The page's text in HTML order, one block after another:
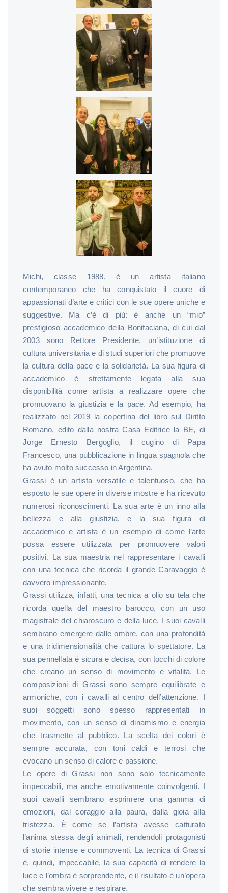
Michi, classe 1988, è un artista italiano
contemporaneo che ha conquistato il cuore di
appassionati d’arte e critici con le sue opere uniche e
suggestive. Ma c’è di più: è anche un “mio”
prestigioso accademico della Bonifaciana, di cui dal
2003 sono Rettore Presidente, un’istituzione di
cultura universitaria e di studi superiori che promuove
la cultura della pace e la solidarietà. La sua figura di
accademico è strettamente legata alla sua
disponibilità come artista a realizzare opere che
promuovano la giustizia e la pace. Ad esempio, ha
realizzato nel 2019 la copertina del libro sul Diritto
Romano, edito dalla nostra Casa Editrice la BE, di
Jorge Ernesto Bergoglio, il cugino di Papa
Francesco, una pubblicazione in lingua spagnola che
ha avuto molto successo in Argentina.
Grassi è un artista versatile e talentuoso, che ha
esposto le sue opere in diverse mostre e ha ricevuto
numerosi riconoscimenti. La sua arte è un inno alla
bellezza e alla giustizia, e la sua figura di
accademico e artista è un esempio di come l’arte
possa essere utilizzata per promuovere valori
positivi. La sua maestria nel rappresentare i cavalli
con una tecnica che ricorda il grande Caravaggio è
davvero impressionante.
Grassi utilizza, infatti, una tecnica a olio su tela che
ricorda quella del maestro barocco, con un uso
magistrale del chiaroscuro e della luce. I suoi cavalli
sembrano emergere dalle ombre, con una profondità
e una tridimensionalità che cattura lo spettatore. La
sua pennellata è sicura e decisa, con tocchi di colore
che creano un senso di movimento e vitalità. Le
composizioni di Grassi sono sempre equilibrate e
armoniche, con i cavalli al centro dell’attenzione. I
suoi soggetti sono spesso rappresentati in
movimento, con un senso di dinamismo e energia
che trasmette al pubblico. La scelta dei colori è
sempre accurata, con toni caldi e terrosi che
evocano un senso di calore e passione.
Le opere di Grassi non sono solo tecnicamente
impeccabili, ma anche emotivamente coinvolgenti. I
suoi cavalli sembrano esprimere una gamma di
emozioni, dal coraggio alla paura, dalla gioia alla
tristezza. È come se l’artista avesse catturato
l’anima stessa degli animali, rendendoli protagonisti
di storie intense e commoventi. La tecnica di Grassi
è, quindi, impeccabile, la sua capacità di rendere la
luce e l’ombra è sorprendente, e il risultato è un’opera
che sembra vivere e respirare.